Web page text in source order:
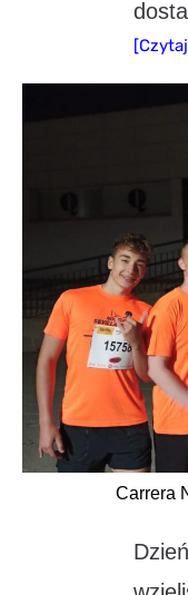
Carrera